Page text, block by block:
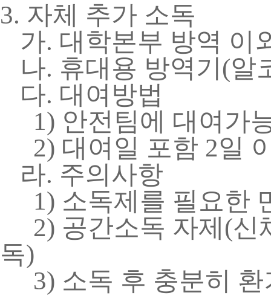
3. 자체 추가 소독
가. 대학본부 방역 이
나. 휴대용 방역기 (알
다. 대여방법
1) 안전팀에 대여가
2) 대여일 포함 2일
라. 주의사항
1) 소독제를 필요한
2) 공간소독 자제 (신
독)
3) 소독 후 충분히 환